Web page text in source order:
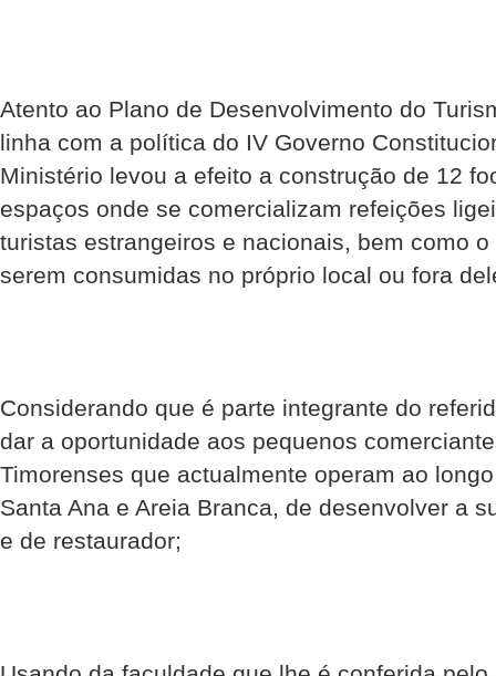
Atento ao Plano de Desenvolvimento do
linha com a política do IV Governo
Ministério levou a efeito a construção de 12
espaços onde se comercializam refeições
turistas estrangeiros e nacionais, bem como
serem consumidas no próprio local ou fora
Considerando que é parte integrante do
dar a oportunidade aos pequenos
Timorenses que actualmente operam ao
Santa Ana e Areia Branca, de desenvolver a
e de restaurador;